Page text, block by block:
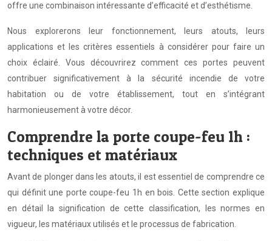
offre une combinaison intéressante d’efficacité et d’esthétisme.
Nous explorerons leur fonctionnement, leurs atouts, leurs
applications et les critères essentiels à considérer pour faire un
choix éclairé. Vous découvrirez comment ces portes peuvent
contribuer significativement à la sécurité incendie de votre
habitation ou de votre établissement, tout en s’intégrant
harmonieusement à votre décor.
Comprendre la porte coupe-feu 1h :
techniques et matériaux
Avant de plonger dans les atouts, il est essentiel de comprendre ce
qui définit une porte coupe-feu 1h en bois. Cette section explique
en détail la signification de cette classification, les normes en
vigueur, les matériaux utilisés et le processus de fabrication.